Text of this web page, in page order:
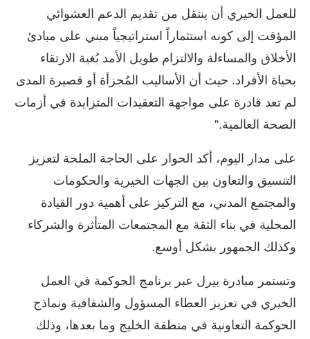
للعمل الخيري أن ينتقل من تقديم الدعم العشوائي
المؤقت إلى كونه استثماراً استراتيجياً مبني على مبادئ
الأخلاق والمساءلة والالتزام طويل الأمد بُغية الارتقاء
بحياة الأفراد. حيث أن الأساليب المُجزأة أو قصيرة المدى
لم تعد قادرة على مواجهة التعقيدات المتزايدة في أزمات
الصحة العالمية.”
على مدار اليوم، أكد الحوار على الحاجة الملحة لتعزيز
التنسيق والتعاون بين الجهات الخيرية والحكومات
والمجتمع المدني، مع التركيز على أهمية دور القيادة
المحلية في بناء الثقة مع المجتمعات المتأثرة والشركاء
وكذلك الجمهور بشكل أوسع.
وتستمر مبادرة بيرل عبر برنامج الحوكمة في العمل
الخيري في تعزيز العطاء المسؤول والشفافية ونماذج
الحوكمة التعاونية في منطقة الخليج وما بعدها، وذلك